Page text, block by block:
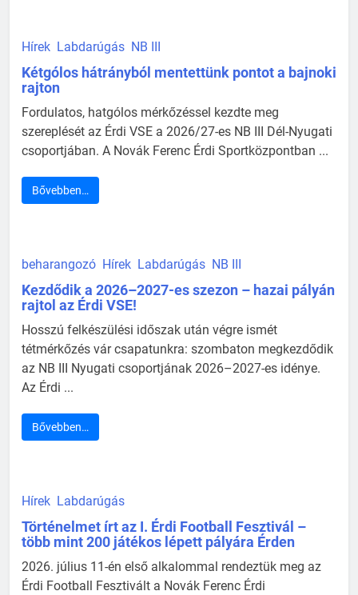
Hírek Labdarúgás NB III
Kétgólos hátrányból mentettünk pontot a bajnoki
rajton
Fordulatos, hatgólos mérkőzéssel kezdte meg
szereplését az Érdi VSE a 2026/27-es NB III Dél-Nyugati
csoportjában. A Novák Ferenc Érdi Sportközpontban ...
Bővebben…
beharangozó Hírek Labdarúgás NB III
Kezdődik a 2026–2027-es szezon – hazai pályán
rajtol az Érdi VSE!
Hosszú felkészülési időszak után végre ismét
tétmérkőzés vár csapatunkra: szombaton megkezdődik
az NB III Nyugati csoportjának 2026–2027-es idénye.
Az Érdi ...
Bővebben…
Hírek Labdarúgás
Történelmet írt az I. Érdi Football Fesztivál –
több mint 200 játékos lépett pályára Érden
2026. július 11-én első alkalommal rendeztük meg az
Érdi Football Fesztivált a Novák Ferenc Érdi